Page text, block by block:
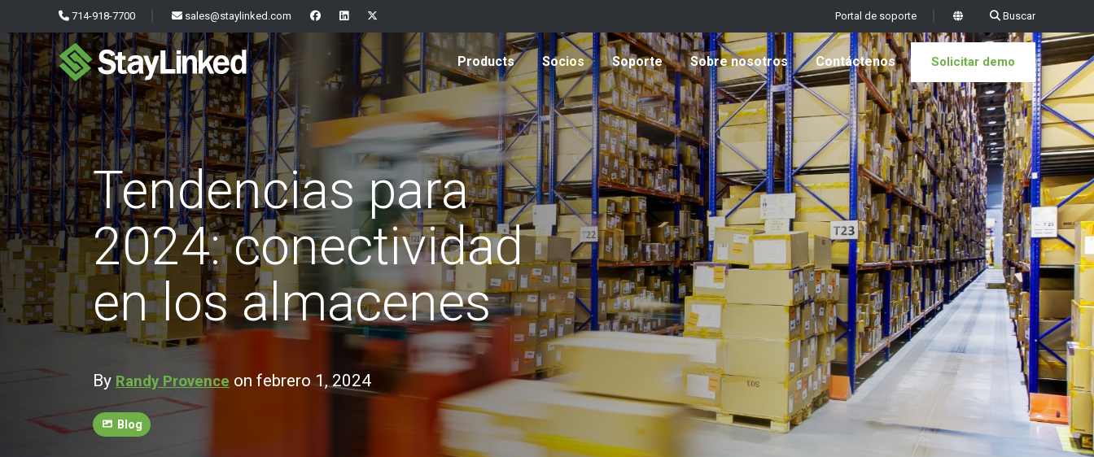
714-918-7700 sales@staylinked.com Portal de soporte Buscar
Products Socios Soporte Sobre nosotros Contáctenos Solicitar demo
x
Tendencias para
2024: conectividad
en los almacenes
By Randy Provence on febrero 1, 2024
Blog